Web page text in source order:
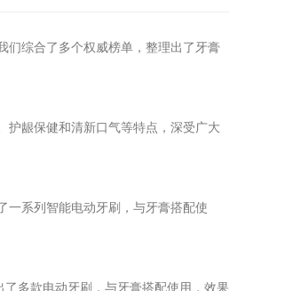
们综合了多个权威榜单，整理出了牙膏
护龈保健和清新口气等特点，深受广大
一系列智能电动牙刷，与牙膏搭配使
多款电动牙刷，与牙膏搭配使用，效果